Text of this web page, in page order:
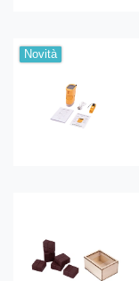
Novità